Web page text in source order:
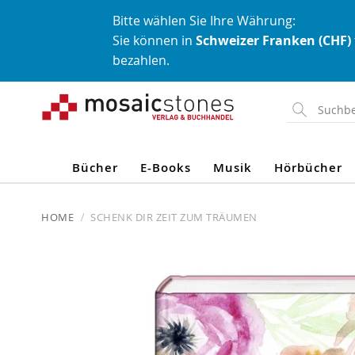
Bitte wählen Sie Ihre Währung:
Sie können in Schweizer Franken (CHF)
bezahlen.
Direkt
zum
Bücher E-Books Musik Hörbücher
HOME SCHENK DIR ZEIT ZUM TRÄUMEN